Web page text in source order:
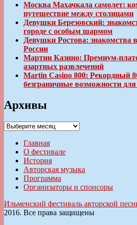
Москва Махачкала самолет:
путешествие между столицами
Девушки Березовский:
городе с особым шармом
Девушки Ростова: знакомства
России
Мартин Казино: Премиум-
азартных развлечений
Martin Casino 800: Рекордный
безграничные возможности
Архивы
Архивы
Главная
О фестивале
История
Авторская музыка
Программа
Организаторы и спонсоры
Ильменский фестиваль авторской
2016. Все права защищены